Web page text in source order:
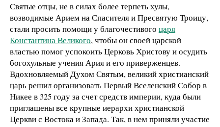
Святые отцы, не в силах более терпеть хулы,
возводимые Арием на Спасителя и Пресвятую Троицу,
стали просить помощи у благочестивого царя
Константина Великого, чтобы он своей царской
властью помог успокоить Церковь Христову и осудить
богохульные учения Ария и его приверженцев.
Вдохновляемый Духом Святым, великий христианский
царь решил организовать Первый Вселенский Собор в
Никее в 325 году за счет средств империи, куда были
приглашены все крупные иерархи христианской
Церкви с Востока и Запада. Так, в нем приняли участие